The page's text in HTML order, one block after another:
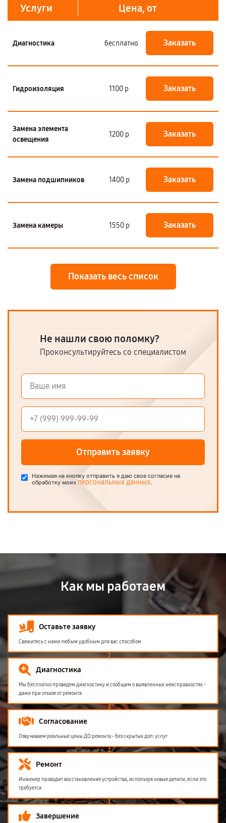
Услуги Цена, от
Диагностика бесплатно Заказать
Гидроизоляция 1100 р Заказать
Замена элемента
освещения
1200 р Заказать
Замена подшипников 1400 р Заказать
Замена камеры 1550 р Заказать
Показать весь список
Не нашли свою поломку?
Проконсультируйтесь со специалистом
Отправить заявку
Нажимая на кнопку отправить я даю свое согласие на
обработку моих персональных данных.
Как мы работаем
Оставьте заявку
Свяжитесь с нами любым удобным для вас способом
Диагностика
Мы бесплатно проведем диагностику и сообщим о выявленных неисправностях -
даже при отказе от ремонта
Согласование
Озвучиваем реальные цены ДО ремонта - без скрытых доп. услуг
Ремонт
Инженер проводит восстановление устройства, используя новые детали, если это
требуется.
Завершение